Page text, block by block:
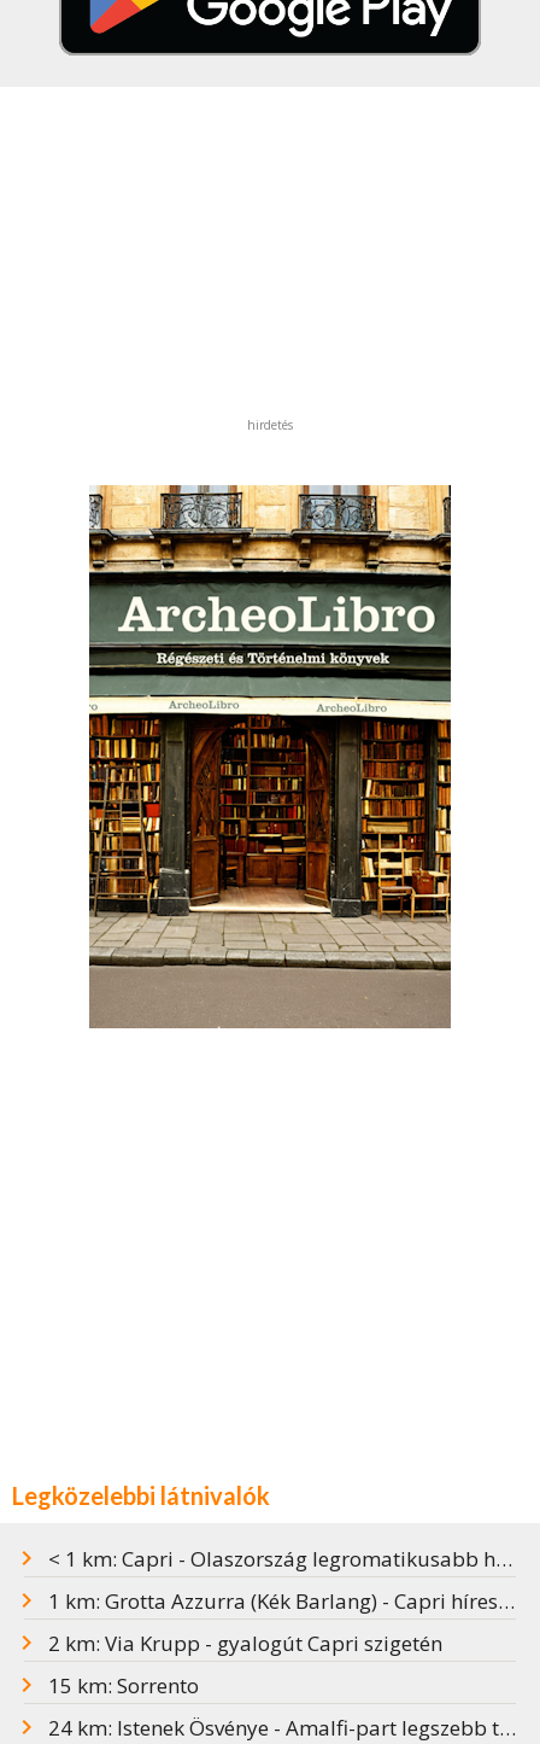
hirdetés
Legközelebbi látnivalók
< 1 km: Capri - Olaszország legromatikusabb helye
1 km: Grotta Azzurra (Kék Barlang) - Capri híres látványossága
2 km: Via Krupp - gyalogút Capri szigetén
15 km: Sorrento
24 km: Istenek Ösvénye - Amalfi-part legszebb túraútja